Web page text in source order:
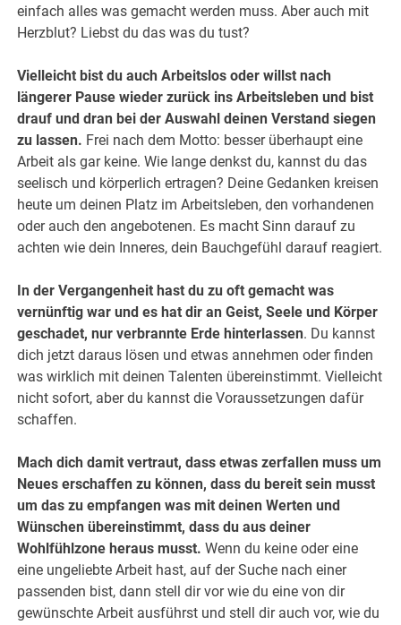
einfach alles was gemacht werden muss. Aber auch mit
Herzblut? Liebst du das was du tust?
Vielleicht bist du auch Arbeitslos oder willst nach
längerer Pause wieder zurück ins Arbeitsleben und bist
drauf und dran bei der Auswahl deinen Verstand siegen
zu lassen. Frei nach dem Motto: besser überhaupt eine
Arbeit als gar keine. Wie lange denkst du, kannst du das
seelisch und körperlich ertragen? Deine Gedanken kreisen
heute um deinen Platz im Arbeitsleben, den vorhandenen
oder auch den angebotenen. Es macht Sinn darauf zu
achten wie dein Inneres, dein Bauchgefühl darauf reagiert.
In der Vergangenheit hast du zu oft gemacht was
vernünftig war und es hat dir an Geist, Seele und Körper
geschadet, nur verbrannte Erde hinterlassen. Du kannst
dich jetzt daraus lösen und etwas annehmen oder finden
was wirklich mit deinen Talenten übereinstimmt. Vielleicht
nicht sofort, aber du kannst die Voraussetzungen dafür
schaffen.
Mach dich damit vertraut, dass etwas zerfallen muss um
Neues erschaffen zu können, dass du bereit sein musst
um das zu empfangen was mit deinen Werten und
Wünschen übereinstimmt, dass du aus deiner
Wohlfühlzone heraus musst. Wenn du keine oder eine
eine ungeliebte Arbeit hast, auf der Suche nach einer
passenden bist, dann stell dir vor wie du eine von dir
gewünschte Arbeit ausführst und stell dir auch vor, wie du